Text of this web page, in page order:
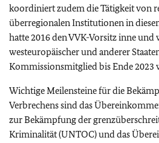
koordiniert zudem die Tätigkeit von
überregionalen Institutionen in
hatte 2016 den VVK-Vorsitz inne
westeuropäischer und anderer
Kommissionsmitglied bis Ende 2023
Wichtige Meilensteine für die
Verbrechens sind das
zur Bekämpfung der
Kriminalität (UNTOC) und das